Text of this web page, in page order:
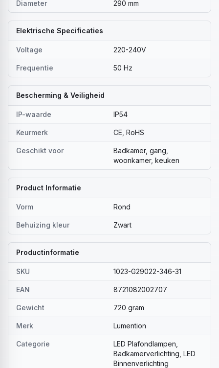
Diameter 290 mm
Elektrische Specificaties
Voltage 220-240V
Frequentie 50 Hz
Bescherming & Veiligheid
IP-waarde IP54
Keurmerk CE, RoHS
Geschikt voor
Badkamer, gang,
woonkamer, keuken
Product Informatie
Vorm Rond
Behuizing kleur Zwart
Productinformatie
SKU 1023-G29022-346-31
EAN 8721082002707
Gewicht 720 gram
Merk Lumention
Categorie
LED Plafondlampen,
Badkamerverlichting, LED
Binnenverlichting